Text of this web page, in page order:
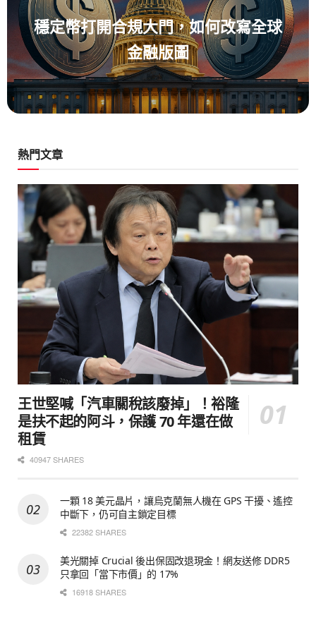
穩定幣打開合規大門，如何改寫全球
金融版圖
熱門文章
王世堅喊「汽車關稅該廢掉」！裕隆
是扶不起的阿斗，保護 70 年還在做
租賃
40947 SHARES
一顆 18 美元晶片，讓烏克蘭無人機在 GPS 干擾、遙控
中斷下，仍可自主鎖定目標
22382 SHARES
美光關掉 Crucial 後出保固改退現金！網友送修 DDR5
只拿回「當下市價」的 17%
16918 SHARES